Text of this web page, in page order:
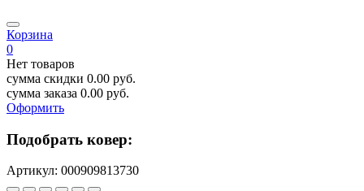
Корзина
0
Нет товаров
сумма скидки 0.00 руб.
сумма заказа 0.00 руб.
Оформить
Подобрать ковер:
Артикул: 000909813730